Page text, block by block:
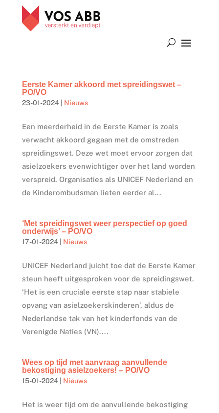
Eerste Kamer akkoord met spreidingswet –
PO/VO
23-01-2024| Nieuws
Een meerderheid in de Eerste Kamer is zoals
verwacht akkoord gegaan met de omstreden
spreidingswet. Deze wet moet ervoor zorgen dat
asielzoekers evenwichtiger over het land worden
verspreid. Organisaties als UNICEF Nederland en
de Kinderombudsman lieten eerder al...
‘Met spreidingswet weer perspectief op goed
onderwijs’ – PO/VO
17-01-2024| Nieuws
UNICEF Nederland juicht toe dat de Eerste Kamer
steun heeft uitgesproken voor de spreidingswet.
‘Het is een cruciale eerste stap naar stabiele
opvang van asielzoekerskinderen’, aldus de
Nederlandse tak van het kinderfonds van de
Verenigde Naties (VN)....
Wees op tijd met aanvraag aanvullende
bekostiging asielzoekers! – PO/VO
15-01-2024| Nieuws
Het is weer tijd om de aanvullende bekostiging